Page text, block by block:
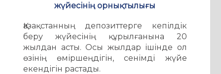
жүйесінің орнықтылығы
Қазақстанның депозиттерге кепілдік
беру жүйесінің құрылғанына 20
жылдан асты. Осы жылдар ішінде ол
өзінің өміршеңдігін, сенімді жүйе
екендігін растады.